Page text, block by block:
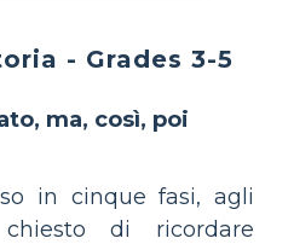
- Grades 3-5
ma, così, poi
in cinque fasi, agli
di ricordare